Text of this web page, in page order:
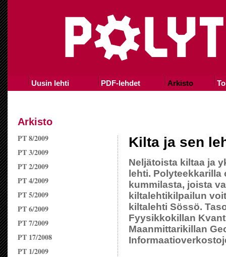
Uusin lehti PDF-lehdet Arkisto
Arkisto
PT 8/2009
PT 3/2009
PT 2/2009
PT 4/2009
PT 5/2009
PT 6/2009
PT 7/2009
PT 17/2008
PT 1/2009
Kilta ja sen
Neljätoista kiltaa ja
lehti.
kummilasta, joista
kiltalehtikilpailun
kiltalehti Sössö.
Fyysikkokillan
Maanmittarikillan